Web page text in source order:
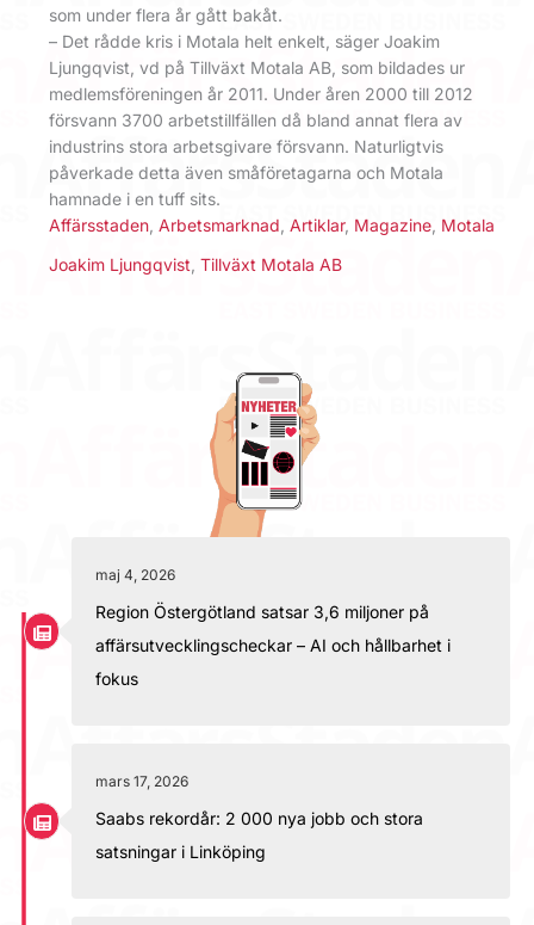
som under flera år gått bakåt.
– Det rådde kris i Motala helt enkelt, säger Joakim
Ljungqvist, vd på Tillväxt Motala AB, som bildades ur
medlemsföreningen år 2011. Under åren 2000 till 2012
försvann 3700 arbetstillfällen då bland annat flera av
industrins stora arbetsgivare försvann. Naturligtvis
påverkade detta även småföretagarna och Motala
hamnade i en tuff sits.
Affärsstaden Arbetsmarknad Artiklar, Magazine Motala
Joakim Ljungqvist Tillväxt Motala AB
maj 4, 2026
Region Östergötland satsar 3,6 miljoner på
affärsutvecklingscheckar – AI och hållbarhet i
fokus
mars 17, 2026
Saabs rekordår: 2 000 nya jobb och stora
satsningar i Linköping